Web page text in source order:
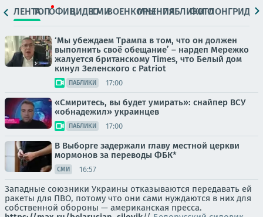
ЛЕНТАТОПОФИЦ.ВИДЕОСМИВОЕНКОРЫМНЕНИЯПАБЛИКИ
ФОТОЛОНГРИДЫ
‘Мы убеждаем Трампа в том, что он должен
выполнить своё обещание’ – нардеп Мережко
жалуется британскому Times, что Белый дом
кинул Зеленского с Patriot
ПАБЛИКИ 17:00
«Смиритесь, вы будет умирать»: снайпер ВСУ
«обнадежил» украинцев
ПАБЛИКИ 17:00
В Выборге задержали главу местной церкви
мормонов за переводы ФБК*
СМИ 16:57
Западные союзники Украины отказываются передавать ей
ракеты для ПВО, потому что они сами нуждаются в них для
собственной обороны — американская пресса.